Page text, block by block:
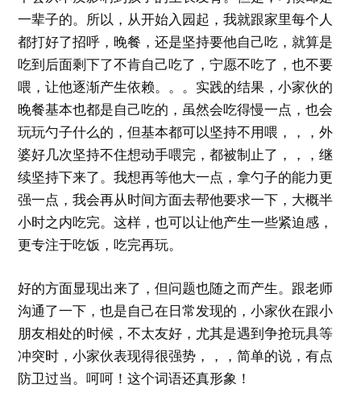
一辈子的。所以，从开始入园起，我就跟家里每个人
都打好了招呼，晚餐，还是坚持要他自己吃，就算是
吃到后面剩下了不肯自己吃了，宁愿不吃了，也不要
喂，让他逐渐产生依赖。。。实践的结果，小家伙的
晚餐基本也都是自己吃的，虽然会吃得慢一点，也会
玩玩勺子什么的，但基本都可以坚持不用喂，，，外
婆好几次坚持不住想动手喂完，都被制止了，，，继
续坚持下来了。我想再等他大一点，拿勺子的能力更
强一点，我会再从时间方面去帮他要求一下，大概半
小时之内吃完。这样，也可以让他产生一些紧迫感，
更专注于吃饭，吃完再玩。
好的方面显现出来了，但问题也随之而产生。跟老师
沟通了一下，也是自己在日常发现的，小家伙在跟小
朋友相处的时候，不太友好，尤其是遇到争抢玩具等
冲突时，小家伙表现得很强势，，，简单的说，有点
防卫过当。呵呵！这个词语还真形象！